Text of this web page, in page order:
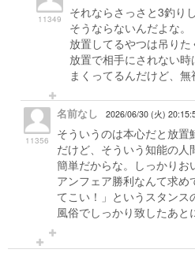
11349
それならさっさと3釣り
そうならないんだよな。
放置してるやつは吊り
放置で相手にされない
まくってるんだけど、無
11356
名前なし 2026/06/30 (火)
そういうのは本心だと放
だけど、そういう知能の人
簡単だからな。しっかり
アンフェア勝利なんて求め
てこい！」というスタンス
風俗でしっかり致したあと